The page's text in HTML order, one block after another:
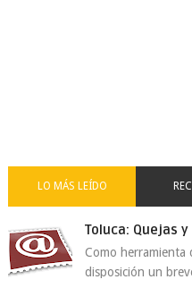
LO MÁS LEÍDO
Toluca: Quejas
Como herramienta
disposición un